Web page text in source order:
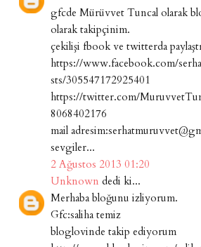
gfcde Mürüvvet Tuncal olarak
olarak takipçinim.
çekilişi fbook ve twitterda
https://www.facebook.com/
sts/305547172925401
https://twitter.com/
8068402176
mail
sevgiler...
2 Ağustos 2013 01:20
Unknown dedi ki...
Merhaba bloğunu izliyorum.
Gfc:saliha temiz
bloglovinde takip ediyorum